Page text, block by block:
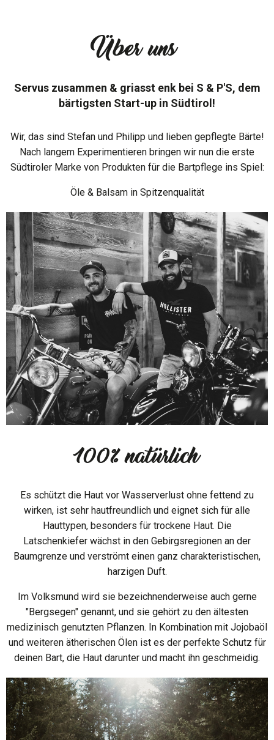
Über uns
Servus zusammen & griasst enk bei S & P'S, dem
bärtigsten Start-up in Südtirol!
Wir, das sind Stefan und Philipp und lieben gepflegte Bärte!
Nach langem Experimentieren bringen wir nun die erste
Südtiroler Marke von Produkten für die Bartpflege ins Spiel:
Öle & Balsam in Spitzenqualität
100% natürlich
Es schützt die Haut vor Wasserverlust ohne fettend zu
wirken, ist sehr hautfreundlich und eignet sich für alle
Hauttypen, besonders für trockene Haut. Die
Latschenkiefer wächst in den Gebirgsregionen an der
Baumgrenze und verströmt einen ganz charakteristischen,
harzigen Duft.
Im Volksmund wird sie bezeichnenderweise auch gerne
"Bergsegen" genannt, und sie gehört zu den ältesten
medizinisch genutzten Pflanzen. In Kombination mit Jojobaöl
und weiteren ätherischen Ölen ist es der perfekte Schutz für
deinen Bart, die Haut darunter und macht ihn geschmeidig.